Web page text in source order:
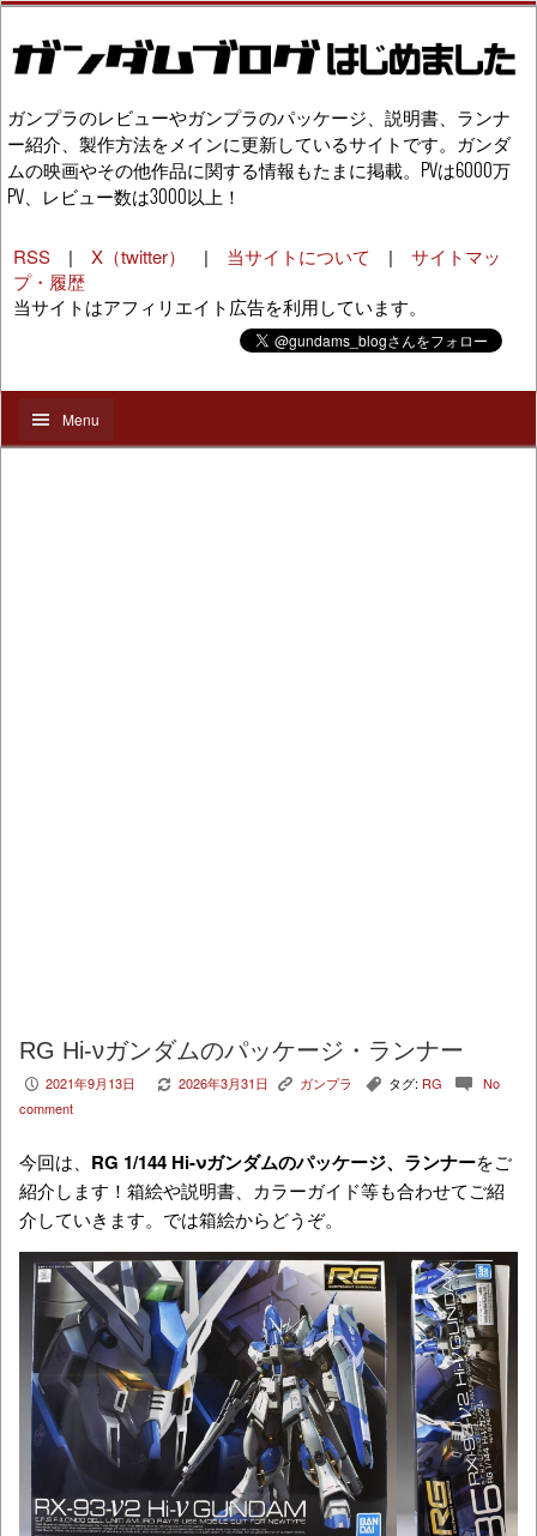
ガンプラのレビューやガンプラのパッケージ、説明書、ランナ
ー紹介、製作方法をメインに更新しているサイトです。ガンダ
ムの映画やその他作品に関する情報もたまに掲載。PVは6000万
PV、レビュー数は3000以上！
RSS | X（twitter） | 当サイトについて | サイトマッ
プ・履歴
当サイトはアフィリエイト広告を利用しています。
Menu
RG Hi-νガンダムのパッケージ・ランナー
P 2021年9月13日 V 2026年3月31日 K ガンプラ , タグ: RG c No
comment
今回は、 RG 1/144 Hi-νガンダムのパッケージ、ランナーをご
紹介します！箱絵や説明書、カラーガイド等も合わせてご紹
介していきます。では箱絵からどうぞ。